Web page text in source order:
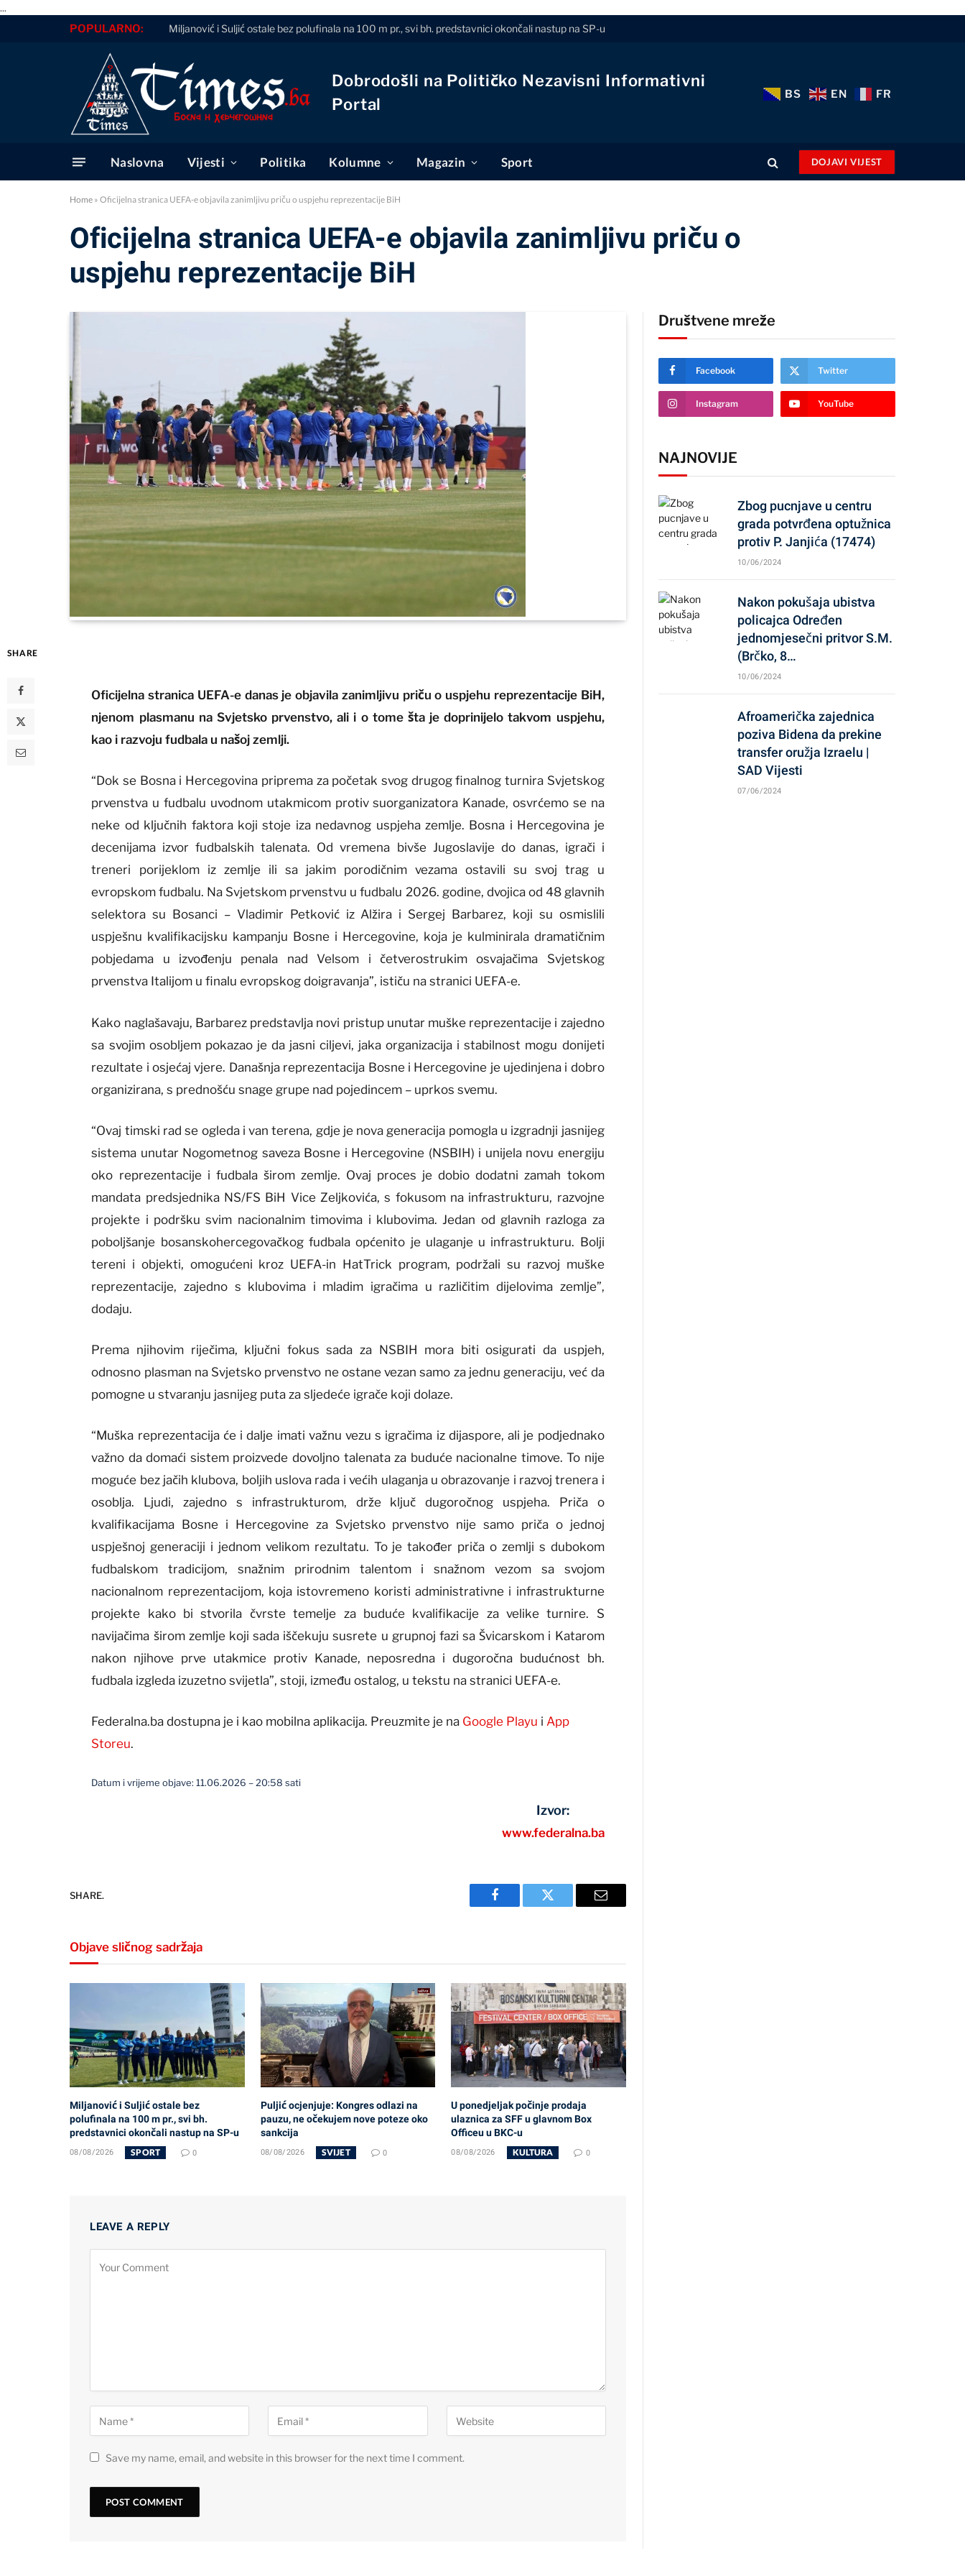
...
POPULARNO: Miljanović i Suljić ostale bez polufinala na 100 m pr., svi bh. predstavnici okončali nastup na SP-u
Dobrodošli na Političko Nezavisni Informativni
Portal
BS EN FR
Naslovna Vijesti Politika Kolumne Magazin Sport DOJAVI VIJEST
Home » Oficijelna stranica UEFA-e objavila zanimljivu priču o uspjehu reprezentacije BiH
Oficijelna stranica UEFA-e objavila zanimljivu priču o
uspjehu reprezentacije BiH
SHARE
Oficijelna stranica UEFA-e danas je objavila zanimljivu priču o uspjehu reprezentacije BiH,
njenom plasmanu na Svjetsko prvenstvo, ali i o tome šta je doprinijelo takvom uspjehu,
kao i razvoju fudbala u našoj zemlji.
“Dok se Bosna i Hercegovina priprema za početak svog drugog finalnog turnira Svjetskog
prvenstva u fudbalu uvodnom utakmicom protiv suorganizatora Kanade, osvrćemo se na
neke od ključnih faktora koji stoje iza nedavnog uspjeha zemlje. Bosna i Hercegovina je
decenijama izvor fudbalskih talenata. Od vremena bivše Jugoslavije do danas, igrači i
treneri porijeklom iz zemlje ili sa jakim porodičnim vezama ostavili su svoj trag u
evropskom fudbalu. Na Svjetskom prvenstvu u fudbalu 2026. godine, dvojica od 48 glavnih
selektora su Bosanci – Vladimir Petković iz Alžira i Sergej Barbarez, koji su osmislili
uspješnu kvalifikacijsku kampanju Bosne i Hercegovine, koja je kulminirala dramatičnim
pobjedama u izvođenju penala nad Velsom i četverostrukim osvajačima Svjetskog
prvenstva Italijom u finalu evropskog doigravanja”, ističu na stranici UEFA-e.
Kako naglašavaju, Barbarez predstavlja novi pristup unutar muške reprezentacije i zajedno
sa svojim osobljem pokazao je da jasni ciljevi, jaka organizacija i stabilnost mogu donijeti
rezultate i osjećaj vjere. Današnja reprezentacija Bosne i Hercegovine je ujedinjena i dobro
organizirana, s prednošću snage grupe nad pojedincem – uprkos svemu.
“Ovaj timski rad se ogleda i van terena, gdje je nova generacija pomogla u izgradnji jasnijeg
sistema unutar Nogometnog saveza Bosne i Hercegovine (NSBIH) i unijela novu energiju
oko reprezentacije i fudbala širom zemlje. Ovaj proces je dobio dodatni zamah tokom
mandata predsjednika NS/FS BiH Vice Zeljkovića, s fokusom na infrastrukturu, razvojne
projekte i podršku svim nacionalnim timovima i klubovima. Jedan od glavnih razloga za
poboljšanje bosanskohercegovačkog fudbala općenito je ulaganje u infrastrukturu. Bolji
tereni i objekti, omogućeni kroz UEFA-in HatTrick program, podržali su razvoj muške
reprezentacije, zajedno s klubovima i mladim igračima u različitim dijelovima zemlje”,
dodaju.
Prema njihovim riječima, ključni fokus sada za NSBIH mora biti osigurati da uspjeh,
odnosno plasman na Svjetsko prvenstvo ne ostane vezan samo za jednu generaciju, već da
pomogne u stvaranju jasnijeg puta za sljedeće igrače koji dolaze.
“Muška reprezentacija će i dalje imati važnu vezu s igračima iz dijaspore, ali je podjednako
važno da domaći sistem proizvede dovoljno talenata za buduće nacionalne timove. To nije
moguće bez jačih klubova, boljih uslova rada i većih ulaganja u obrazovanje i razvoj trenera i
osoblja. Ljudi, zajedno s infrastrukturom, drže ključ dugoročnog uspjeha. Priča o
kvalifikacijama Bosne i Hercegovine za Svjetsko prvenstvo nije samo priča o jednoj
uspješnoj generaciji i jednom velikom rezultatu. To je također priča o zemlji s dubokom
fudbalskom tradicijom, snažnim prirodnim talentom i snažnom vezom sa svojom
nacionalnom reprezentacijom, koja istovremeno koristi administrativne i infrastrukturne
projekte kako bi stvorila čvrste temelje za buduće kvalifikacije za velike turnire. S
navijačima širom zemlje koji sada iščekuju susrete u grupnoj fazi sa Švicarskom i Katarom
nakon njihove prve utakmice protiv Kanade, neposredna i dugoročna budućnost bh.
fudbala izgleda izuzetno svijetla”, stoji, između ostalog, u tekstu na stranici UEFA-e.
Federalna.ba dostupna je i kao mobilna aplikacija. Preuzmite je na Google Playu iApp
Storeu.
Datum i vrijeme objave: 11.06.2026 – 20:58 sati
Izvor:
www.federalna.ba
SHARE.
Facebook Twitter Email
Objave sličnog sadržaja
Miljanović i Suljić ostale bez
polufinala na 100 m pr., svi bh.
predstavnici okončali nastup na SP-u
08/08/2026 SPORT 0
Puljić ocjenjuje: Kongres odlazi na
pauzu, ne očekujem nove poteze oko
sankcija
08/08/2026 SVIJET 0
U ponedjeljak počinje prodaja
ulaznica za SFF u glavnom Box
Officeu u BKC-u
08/08/2026 KULTURA 0
LEAVE A REPLY
Save my name, email, and website in this browser for the next time I comment.
Društvene mreže
Facebook Twitter
Instagram YouTube
NAJNOVIJE
Zbog pucnjave u centru
grada potvrđena optužnica
protiv P. Janjića (17474)
10/06/2024
Nakon pokušaja ubistva
policajca Određen
jednomjesečni pritvor S.M.
(Brčko, 8…
10/06/2024
Afroamerička zajednica
poziva Bidena da prekine
transfer oružja Izraelu |
SAD Vijesti
07/06/2024